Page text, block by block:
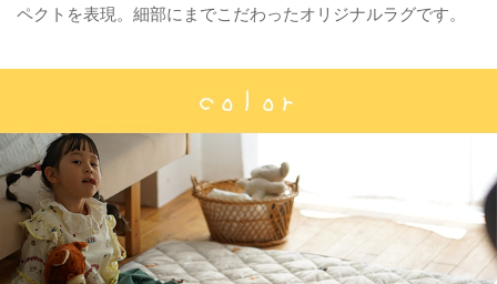
ペクトを表現。細部にまでこだわったオリジナルラグです。